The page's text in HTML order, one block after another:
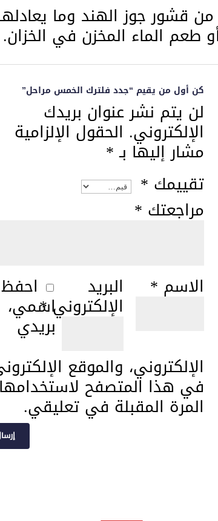
قشور جوز الهند وما
طعم الماء المخزن في الخزان.
كن أول من يقيم “جدد فلترك الخمس مراحل”
لن يتم نشر عنوان بريدك
الإلكتروني. الحقول الإلزامية
مشار إليها بـ*
تقييمك *
مراجعتك *
الاسم * البريد
الإلكتروني*
احفظ
اسمي،
بريدي
الإلكتروني، والموقع
في هذا المتصفح
المرة المقبلة في تعليقي.